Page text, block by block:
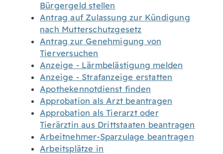
Bürgergeld stellen
Antrag auf Zulassung zur Kündigung
nach Mutterschutzgesetz
Antrag zur Genehmigung von
Tierversuchen
Anzeige - Lärmbelästigung melden
Anzeige - Strafanzeige erstatten
Apothekennotdienst finden
Approbation als Arzt beantragen
Approbation als Tierarzt oder
Tierärztin aus Drittstaaten beantragen
Arbeitnehmer-Sparzulage beantragen
Arbeitsplätze in